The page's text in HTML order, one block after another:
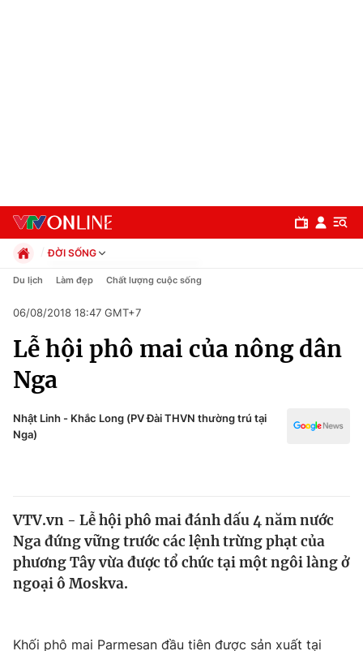
Chuyên mục
Chính trị
Xã hội
Thế giới
Tin tức
Tài chính
ĐỜI SỐNG
Chính trị
Pháp luật
Kinh tế
Thể thao
Truyền hình
Y tế
Du lịch Làm đẹp Chất lượng cuộc sống
06/08/2018 18:47 GMT+7
Lễ hội phô mai của nông dân
Nga
Nhật Linh - Khắc Long (PV Đài THVN thường trú tại
Nga)
VTV.vn - Lễ hội phô mai đánh dấu 4 năm nước
Nga đứng vững trước các lệnh trừng phạt của
phương Tây vừa được tổ chức tại một ngôi làng ở
ngoại ô Moskva.
Khối phô mai Parmesan đầu tiên được sản xuất tại